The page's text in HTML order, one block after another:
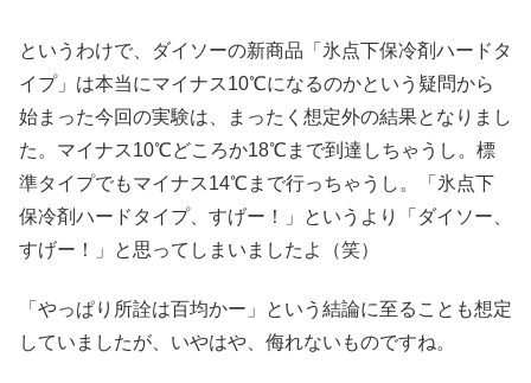
というわけで、ダイソーの新商品「氷点下保冷剤ハードタ
イプ」は本当にマイナス10℃になるのかという疑問から
始まった今回の実験は、まったく想定外の結果となりまし
た。マイナス10℃どころか18℃まで到達しちゃうし。標
準タイプでもマイナス14℃まで行っちゃうし。「氷点下
保冷剤ハードタイプ、すげー！」というより「ダイソー、
すげー！」と思ってしまいましたよ（笑）
「やっぱり所詮は百均かー」という結論に至ることも想定
していましたが、いやはや、侮れないものですね。